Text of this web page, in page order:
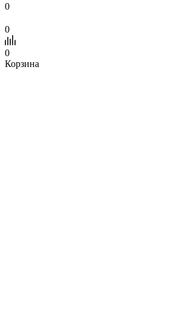
0
0
0
Корзина